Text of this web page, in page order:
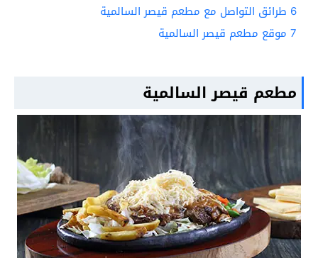
6 طرائق التواصل مع مطعم قيصر السالمية
7 موقع مطعم قيصر السالمية
مطعم قيصر السالمية